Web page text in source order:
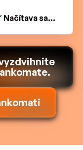
Načítava sa...